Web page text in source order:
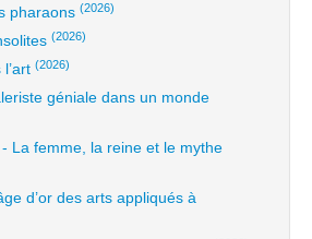
pharaons (2026)
(2026)
(2026)
géniale dans un monde
La femme, la reine et le mythe
d’or des arts appliqués à